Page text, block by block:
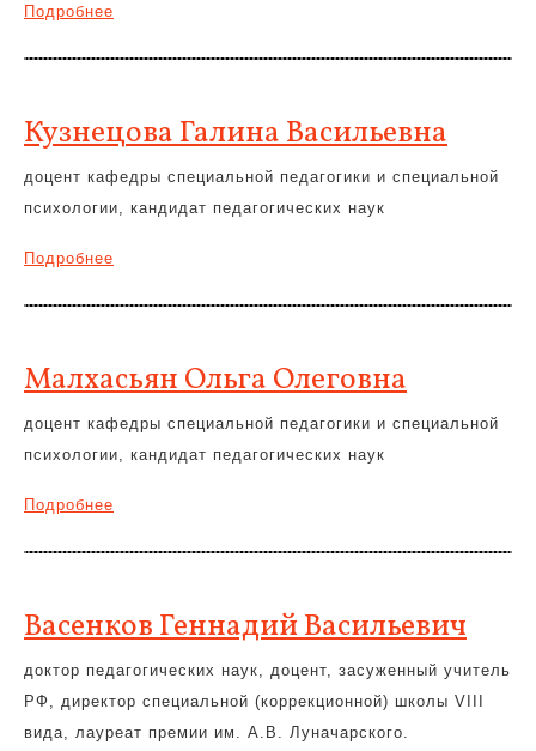
Подробнее
Кузнецова Галина Васильевна
доцент кафедры специальной педагогики и специальной
психологии, кандидат педагогических наук
Подробнее
Малхасьян Ольга Олеговна
доцент кафедры специальной педагогики и специальной
психологии, кандидат педагогических наук
Подробнее
Васенков Геннадий Васильевич
доктор педагогических наук, доцент, засуженный учитель
РФ, директор специальной (коррекционной) школы VIII
вида, лауреат премии им. А.В. Луначарского.